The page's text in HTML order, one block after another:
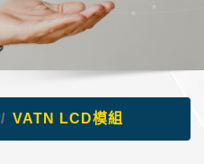
VATN LCD模組